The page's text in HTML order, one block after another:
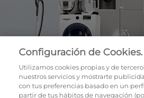
Configuración de Cookies.
Utilizamos cookies propias y de
nuestros servicios y mostrarte
con tus preferencias basado en un
partir de tus hábitos de navegación